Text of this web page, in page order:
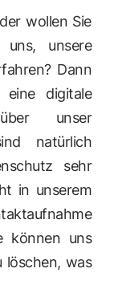
wollen Sie
unsere
Dann
digitale
unser
natürlich
sehr
in unserem
können uns
löschen, was